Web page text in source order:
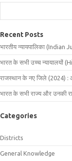
Recent Posts
भारतीय न्यायपालिका (Indian
भारत के सभी उच्च न्यायालयों
राजस्थान के नए जिले (2024) :
भारत के सभी राज्य और उनकी
Categories
Districts
General Knowledge